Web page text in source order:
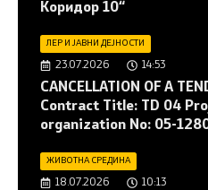
Коридор 10“
ЛЕР И ЈАВНИ ДЕЈНОСТИ
23.07.2026 14:53
CANCELLATION OF A
Contract Title: TD 04
organization No: 05-
ЖИВОТНА СРЕДИНА
18.07.2026 10:13